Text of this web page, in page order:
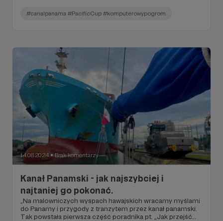
Cup!!
#canalpanama #PacificCup #komputerowypogrom
14.08.2024 ● Brak komentarzy
Kanał Panamski - jak najszybciej i
najtaniej go pokonać.
„Na malowniczych wyspach hawajskich wracamy myślami
do Panamy i przygody z tranzytem przez kanał panamski.
Tak powstała pierwsza część poradnika pt. „Jak przejść